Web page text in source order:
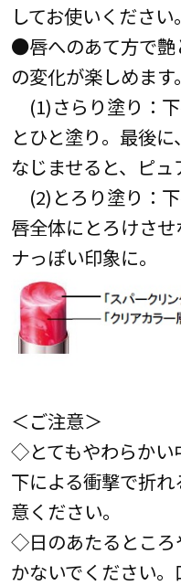
してお使いください。
●唇へのあて方で艶
の変化が楽しめます。
(1)さらり塗り：
とひと塗り。最後
なじませると、ピュ
(2)とろり塗り：下
唇全体にとろけさ
ナっぽい印象に。
＜ご注意＞
◇とてもやわらかい
下による衝撃で折
意ください。
◇日のあたるところ
かないでください